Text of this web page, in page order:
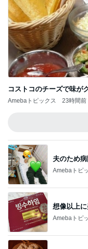
コストコのチーズで味が
Amebaトピックス 23時間前
夫のため
Amebaトピ
想像以上
Amebaトピ